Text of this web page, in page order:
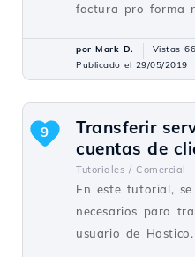
factura pro forma
por Mark D. Vistas
Publicado el 29/05/2019
Transferir
cuentas de
Tutoriales / Comercial
En este tutorial,
necesarios para
usuario de Hostico.
9